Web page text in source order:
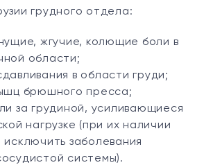
грудного отдела:
жгучие, колющие боли в
области;
в области груди;
брюшного пресса;
за грудиной, усиливающиеся
нагрузке (при их наличии
заболевания
системы).